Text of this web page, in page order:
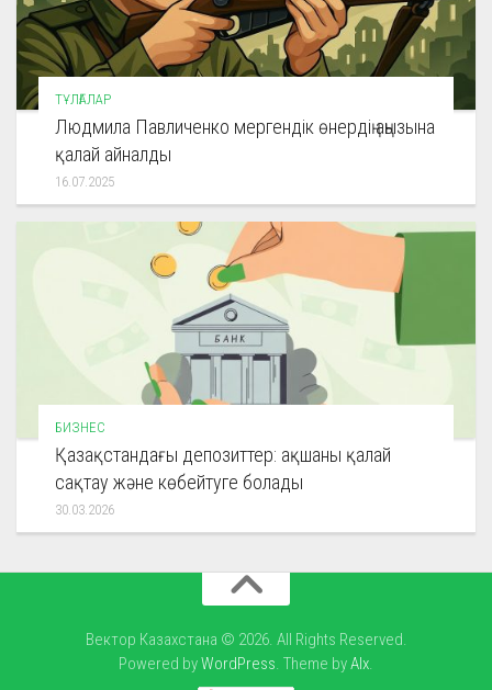
ТҰЛҒАЛАР
Людмила Павличенко мергендік өнердің аңызына
қалай айналды
16.07.2025
БИЗНЕС
Қазақстандағы депозиттер: ақшаны қалай
сақтау және көбейтуге болады
30.03.2026
Вектор Казахстана © 2026. All Rights Reserved.
Powered byWordPress. Theme byAlx.